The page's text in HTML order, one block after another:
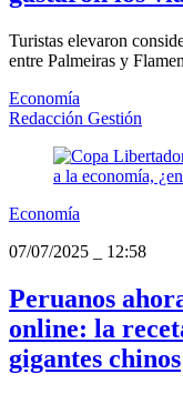
Turistas elevaron
entre Palmeiras y
Economía
Redacción Gestión
Economía
07/07/2025
12:58
Peruanos
online: la
gigantes chinos